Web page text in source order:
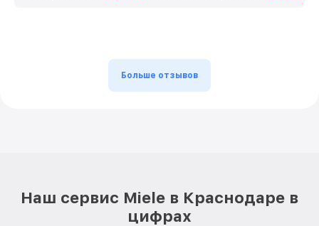
Больше отзывов
Наш сервис Miele в Краснодаре в
цифрах